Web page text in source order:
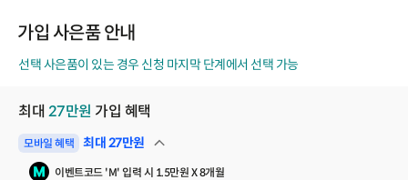
코
가입 사은품 안내
선택 사은품이 있는 경우 신청 마지막 단계에서 선택 가능
최대 27만원 가입 혜택
모바일 혜택 최대27만원
펼쳐보기
이벤트코드 'M' 입력 시 1.5만원 X 8개월